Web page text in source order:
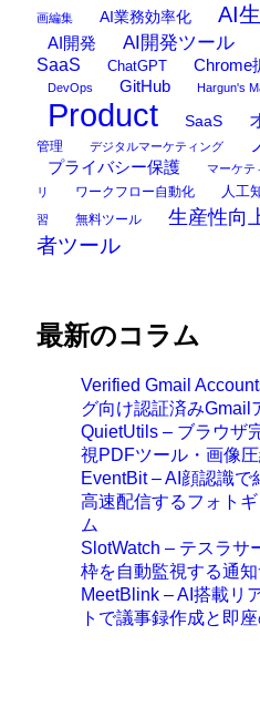
画編集 AI業務効率化 AI
AI開発 AI開発ツール
SaaS
ChatGPT Chrome
DevOps GitHub Hargun's
Product SaaS
管理
デジタルマーケティング
プライバシー保護 マーケテ
リ
ワークフロー自動化 人工
習 無料ツール 生産性向
者ツール
最新のコラム
Verified Gmail
グ向け認証済みGmail
QuietUtils – ブラウザ
視PDFツール・画像
EventBit – AI顔認識
高速配信するフォト
ム
SlotWatch – テスラサ
枠を自動監視する通
MeetBlink – AI搭載リ
トで議事録作成と即